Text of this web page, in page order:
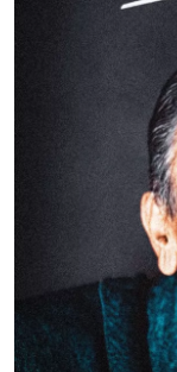
Dernek
Galeri